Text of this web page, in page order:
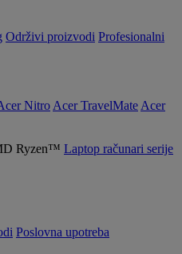
Održivi proizvodi Profesionalni
Nitro Acer TravelMate Acer
Laptop računari serije
Poslovna upotreba